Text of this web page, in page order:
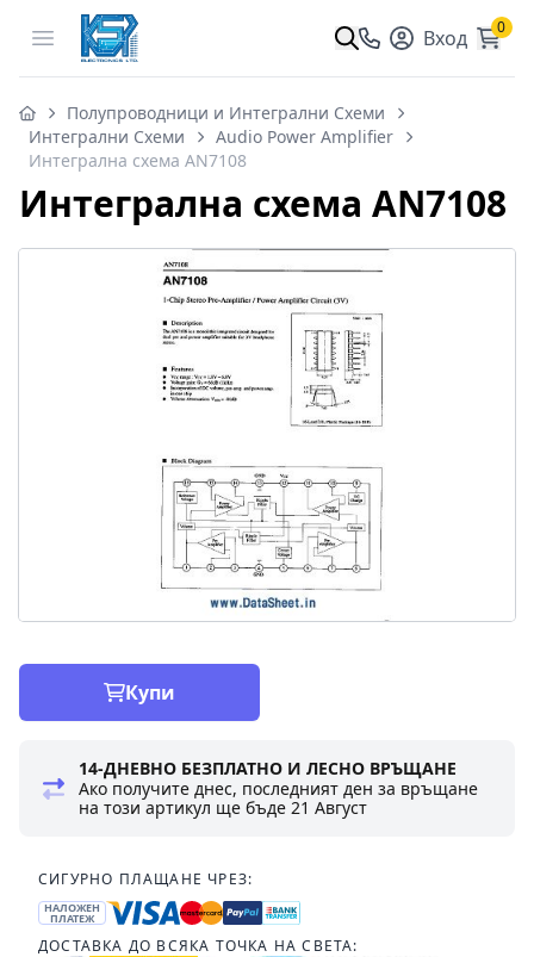
Open menu Вход 0
Полупроводници и Интегрални Схеми
Интегрални Схеми
Audio Power Amplifier
Интегрална схема AN7108
Интегрална схема AN7108
Купи
14-ДНЕВНО БЕЗПЛАТНО И ЛЕСНО ВРЪЩАНЕ
Ако получите днес, последният ден за връщане
на този артикул ще бъде21 Август
СИГУРНО ПЛАЩАНЕ ЧРЕЗ:
НАЛОЖЕН
ПЛАТЕЖ
ДОСТАВКА ДО ВСЯКА ТОЧКА НА СВЕТА: